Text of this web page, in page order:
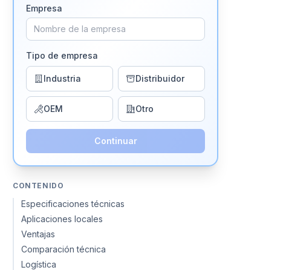
Empresa
Tipo de empresa
Industria Distribuidor
OEM Otro
Continuar
CONTENIDO
Especificaciones técnicas
Aplicaciones locales
Ventajas
Comparación técnica
Logística